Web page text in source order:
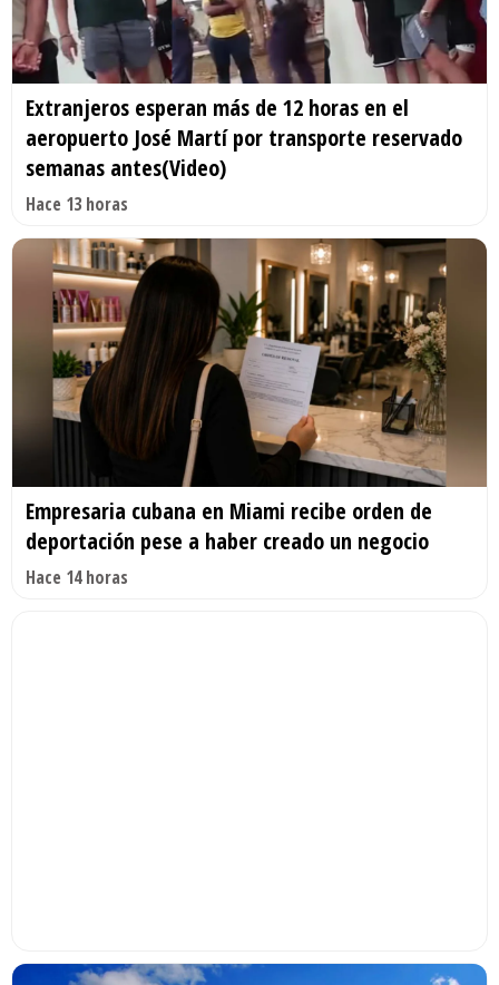
Extranjeros esperan más de 12 horas en el
aeropuerto José Martí por transporte reservado
semanas antes(Video)
Hace 13 horas
Empresaria cubana en Miami recibe orden de
deportación pese a haber creado un negocio
Hace 14 horas